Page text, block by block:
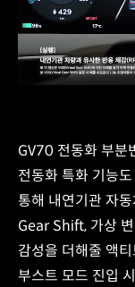
/
GV70 전동화 부분
전동화 특화 기능
통해 내연기관 자
Gear Shift, 가상 변
감성을 더해줄 액
부스트 모드 진입